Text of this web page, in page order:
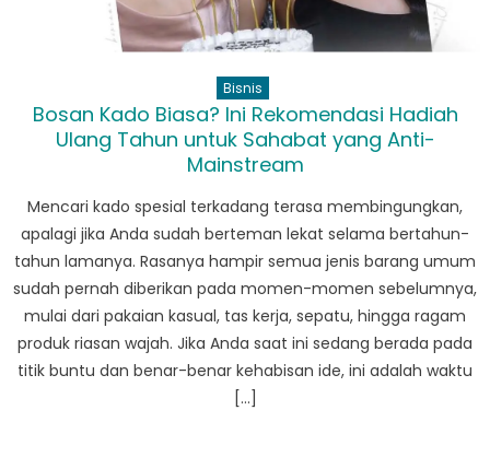
Bisnis
Bosan Kado Biasa? Ini Rekomendasi Hadiah
Ulang Tahun untuk Sahabat yang Anti-
Mainstream
Mencari kado spesial terkadang terasa membingungkan,
apalagi jika Anda sudah berteman lekat selama bertahun-
tahun lamanya. Rasanya hampir semua jenis barang umum
sudah pernah diberikan pada momen-momen sebelumnya,
mulai dari pakaian kasual, tas kerja, sepatu, hingga ragam
produk riasan wajah. Jika Anda saat ini sedang berada pada
titik buntu dan benar-benar kehabisan ide, ini adalah waktu
[…]